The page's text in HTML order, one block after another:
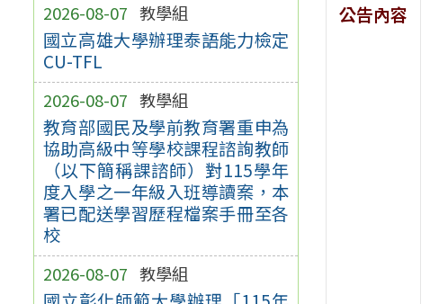
2026-08-07 教學組
國立高雄大學辦理泰語能力檢定
CU-TFL
2026-08-07 教學組
教育部國民及學前教育署重申為
協助高級中等學校課程諮詢教師
（以下簡稱課諮師）對115學年
度入學之一年級入班導讀案，本
署已配送學習歷程檔案手冊至各
校
2026-08-07 教學組
公告內容